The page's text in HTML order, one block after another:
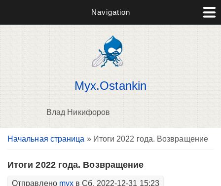
Navigation
Myx.Ostankin
Влад Никифоров
Вы здесь
Начальная страница » Итоги 2022 года. Возвращение
Итоги 2022 года. Возвращение
Отправлено myx в Сб, 2022-12-31 15:23